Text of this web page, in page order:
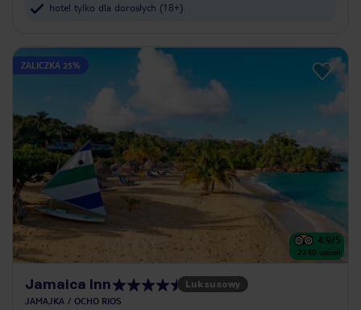
hotel tylko dla dorosłych (18+)
ZALICZKA 25%
4.9/5
2240 opinii
Jamaica Inn Luksusowy
JAMAJKA OCHO RIOS